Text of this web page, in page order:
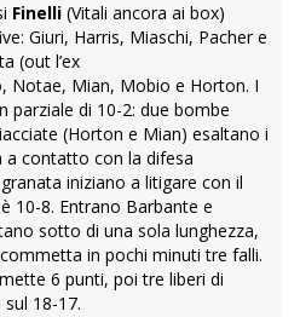
Finelli (Vitali ancora ai box)
Giuri, Harris, Miaschi, Pacher e
(out l’ex
Notae, Mian, Mobio e Horton. I
parziale di 10-2: due bombe
(Horton e Mian) esaltano i
a contatto con la difesa
iniziano a litigare con il
10-8. Entrano Barbante e
sotto di una sola lunghezza,
in pochi minuti tre falli.
6 punti, poi tre liberi di
18-17.